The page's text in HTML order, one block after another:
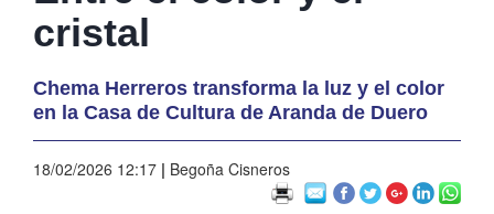
cristal
Chema Herreros transforma la luz y el color
en la Casa de Cultura de Aranda de Duero
18/02/2026 12:17 | Begoña Cisneros